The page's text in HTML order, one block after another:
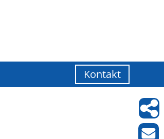
Kontakt